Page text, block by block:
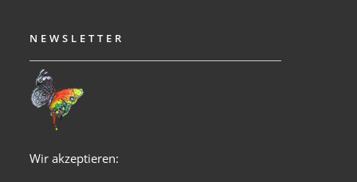
NEWSLETTER
Wir akzeptieren: